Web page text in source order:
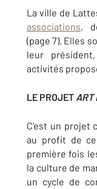
La ville de
associations,
(page 7). Elles
leur
activités
LE PROJET ART
C’est un
au profit de
première fois
la culture de
un cycle de